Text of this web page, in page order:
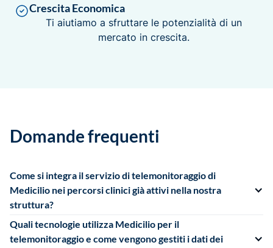
Crescita Economica
Ti aiutiamo a sfruttare le potenzialità di un
mercato in crescita.
Domande frequenti
Come si integra il servizio di telemonitoraggio di
Medicilio nei percorsi clinici già attivi nella nostra
struttura?
I nostri team affiancano la tua struttura nella definizione di
protocolli condivisi, integrando il telemonitoraggio nei percorsi
Quali tecnologie utilizza Medicilio per il
telemonitoraggio e come vengono gestiti i dati dei